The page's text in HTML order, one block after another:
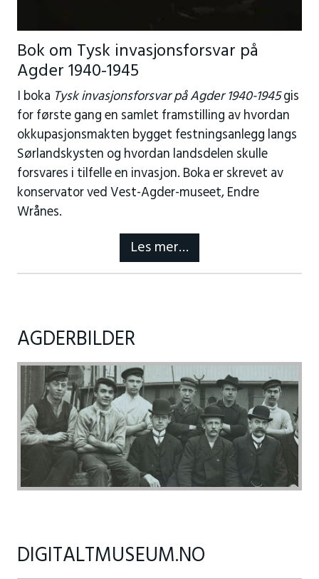
Bok om Tysk invasjonsforsvar på
Agder 1940-1945
I boka Tysk invasjonsforsvar på Agder 1940-1945gis
for første gang en samlet framstilling av hvordan
okkupasjonsmakten bygget festningsanlegg langs
Sørlandskysten og hvordan landsdelen skulle
forsvares i tilfelle en invasjon. Boka er skrevet av
konservator ved Vest-Agder-museet, Endre
Wrånes.
Les mer…
AGDERBILDER
DIGITALTMUSEUM.NO